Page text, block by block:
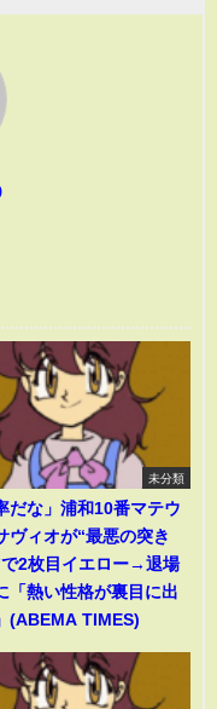
未分類
だな」浦和10番マテウ
ヴィオが“最悪の突き
で2枚目イエロー→退場
「熱い性格が裏目に出
(ABEMA TIMES)